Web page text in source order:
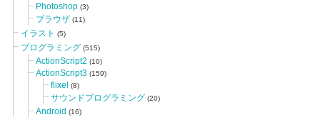
Photoshop (3)
ブラウザ (11)
イラスト (5)
プログラミング (515)
ActionScript2 (10)
ActionScript3 (159)
flixel (8)
サウンドプログラミング (20)
Android (16)